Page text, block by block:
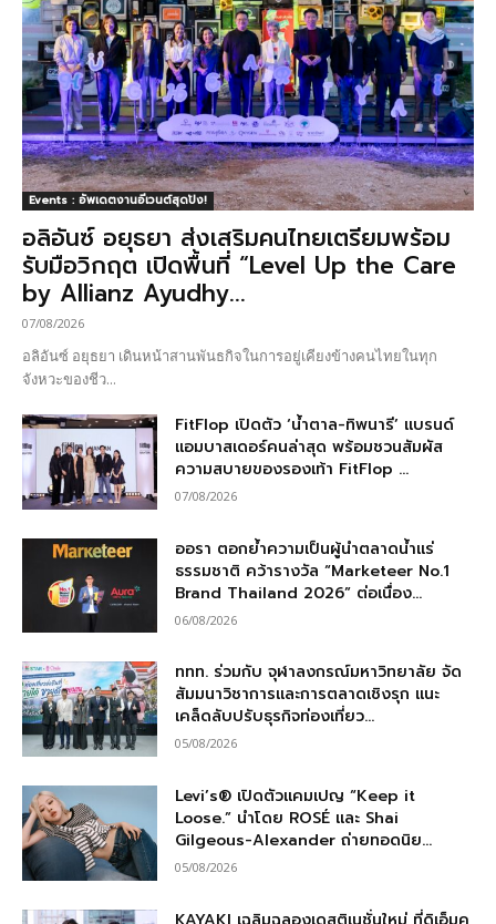
Events : อัพเดตงานอีเวนต์สุดปัง!
อลิอันซ์ อยุธยา ส่งเสริมคนไทยเตรียมพร้อม
รับมือวิกฤต เปิดพื้นที่ “Level Up the Care
by Allianz Ayudhy...
07/08/2026
อลิอันซ์ อยุธยา เดินหน้าสานพันธกิจในการอยู่เคียงข้างคนไทยในทุก
จังหวะของชีว...
FitFlop เปิดตัว ‘น้ำตาล-ทิพนารี’ แบรนด์
แอมบาสเดอร์คนล่าสุด พร้อมชวนสัมผัส
ความสบายของรองเท้า FitFlop ...
07/08/2026
ออรา ตอกย้ำความเป็นผู้นำตลาดน้ำแร่
ธรรมชาติ คว้ารางวัล “Marketeer No.1
Brand Thailand 2026” ต่อเนื่อง...
06/08/2026
ททท. ร่วมกับ จุฬาลงกรณ์มหาวิทยาลัย จัด
สัมมนาวิชาการและการตลาดเชิงรุก แนะ
เคล็ดลับปรับธุรกิจท่องเที่ยว...
05/08/2026
Levi’s® เปิดตัวแคมเปญ “Keep it
Loose.” นำโดย ROSÉ และ Shai
Gilgeous-Alexander ถ่ายทอดนิย...
05/08/2026